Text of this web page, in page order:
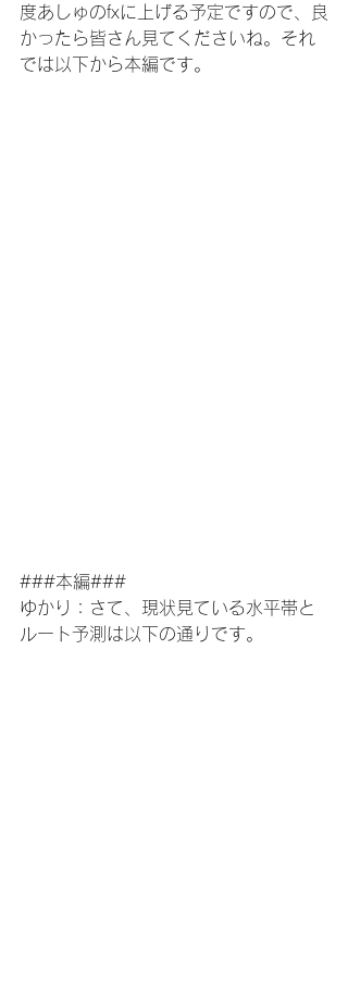
度あしゅのfxに上げる予定ですので、良
かったら皆さん見てくださいね。それ
では以下から本編です。
###本編###
ゆかり：さて、現状見ている水平帯と
ルート予測は以下の通りです。